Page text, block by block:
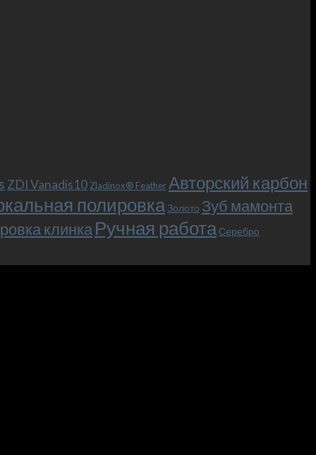
ZDI Vanadis10 Zladinox® FeatherАвторский карбон
полировка Золото Зуб мамонта
клинкаРучная работа Серебро